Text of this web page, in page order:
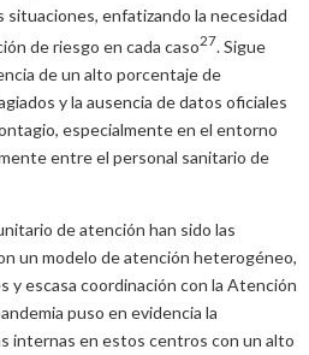
enfatizando la necesidad
de riesgo en cada caso27. Sigue
de un alto porcentaje de
y la ausencia de datos oficiales
especialmente en el entorno
entre el personal sanitario de
de atención han sido las
un modelo de atención heterogéneo,
y escasa coordinación con la Atención
puso en evidencia la
internas en estos centros con un alto